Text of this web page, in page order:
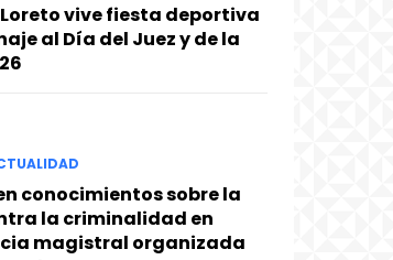
vive fiesta deportiva
al Día del Juez y de la
conocimientos sobre la
la criminalidad en
magistral organizada